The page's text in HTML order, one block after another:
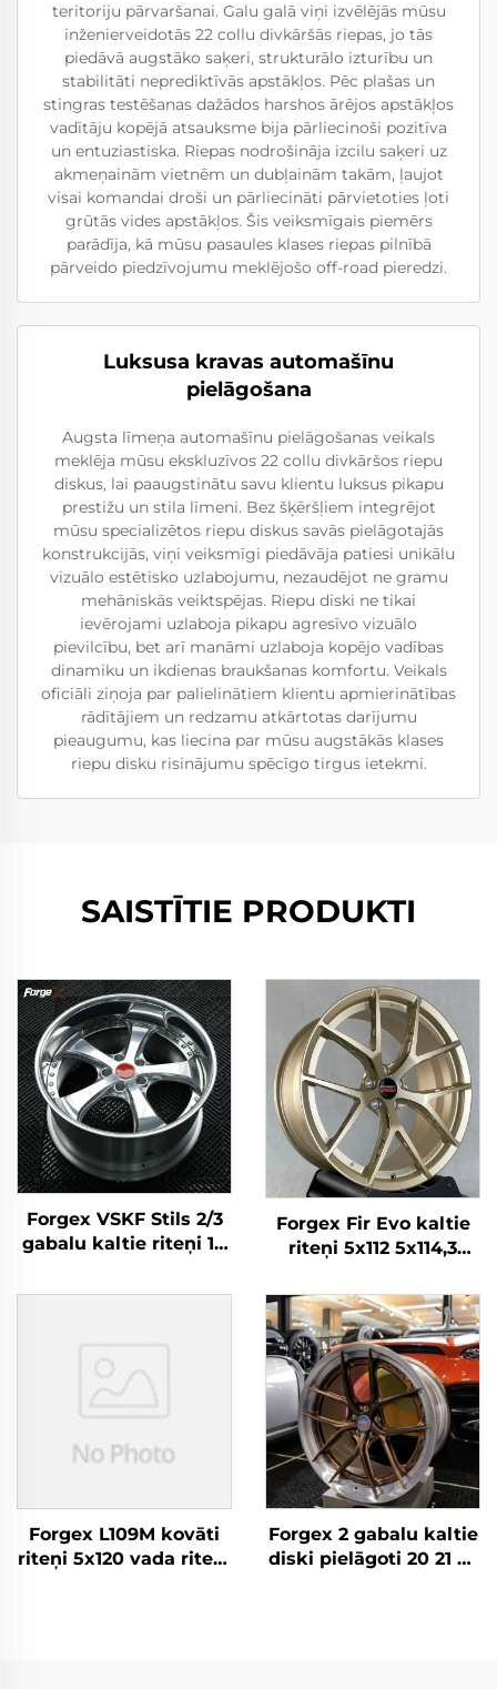
teritoriju pārvaršanai. Galu galā viņi izvēlējās mūsu
inženierveidotās 22 collu divkāršās riepas, jo tās
piedāvā augstāko saķeri, strukturālo izturību un
stabilitāti neprediktīvās apstākļos. Pēc plašas un
stingras testēšanas dažādos harshos ārējos apstākļos
vadītāju kopējā atsauksme bija pārliecinoši pozitīva
un entuziastiska. Riepas nodrošināja izcilu saķeri uz
akmeņainām vietnēm un dubļainām takām, ļaujot
visai komandai droši un pārliecināti pārvietoties ļoti
grūtās vides apstākļos. Šis veiksmīgais piemērs
parādīja, kā mūsu pasaules klases riepas pilnībā
pārveido piedzīvojumu meklējošo off-road pieredzi.
Luksusa kravas automašīnu
pielāgošana
Augsta līmeņa automašīnu pielāgošanas veikals
meklēja mūsu ekskluzīvos 22 collu divkāršos riepu
diskus, lai paaugstinātu savu klientu luksus pikapu
prestižu un stila līmeni. Bez šķēršļiem integrējot
mūsu specializētos riepu diskus savās pielāgotajās
konstrukcijās, viņi veiksmīgi piedāvāja patiesi unikālu
vizuālo estētisko uzlabojumu, nezaudējot ne gramu
mehāniskās veiktspējas. Riepu diski ne tikai
ievērojami uzlaboja pikapu agresīvo vizuālo
pievilcību, bet arī manāmi uzlaboja kopējo vadības
dinamiku un ikdienas braukšanas komfortu. Veikals
oficiāli ziņoja par palielinātiem klientu apmierinātības
rādītājiem un redzamu atkārtotas darījumu
pieaugumu, kas liecina par mūsu augstākās klases
riepu disku risinājumu spēcīgo tirgus ietekmi.
SAISTĪTIE PRODUKTI
Forgex VSKF Stils 2/3
gabalu kaltie riteņi 18
maliņa, pulēti 5x114,3
350Z 370Z GS300 S13
R32
Forgex Fir Evo kaltie
riteņi 5x112 5x114,3
kaltie sakausējuma
riteņi BMW M3 M4 M2
M5 Porsche 911
Cayman AMG
Forgex L109M kovāti
riteņi 5x120 vada riteņi
Forgex 2 gabalu kaltie
diski pielāgoti 20 21 22